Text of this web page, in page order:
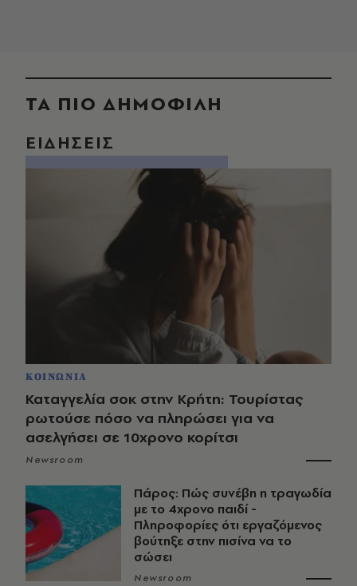
ΤΑ ΠΙΟ ΔΗΜΟΦΙΛΗ
ΕΙΔΗΣΕΙΣ
ΚΟΙΝΩΝΙΑ
Καταγγελία σοκ στην Κρήτη: Τουρίστας
ρωτούσε πόσο να πληρώσει για να
ασελγήσει σε 10χρονο κορίτσι
Newsroom
Πάρος: Πώς συνέβη η τραγωδία
με το 4χρονο παιδί -
Πληροφορίες ότι εργαζόμενος
βούτηξε στην πισίνα να το
σώσει
Newsroom